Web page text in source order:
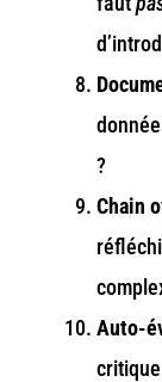
?
Chain
Auto-